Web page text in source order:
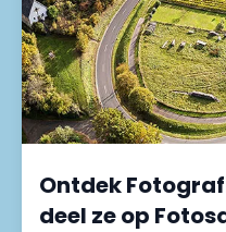
Ontdek
deel ze op